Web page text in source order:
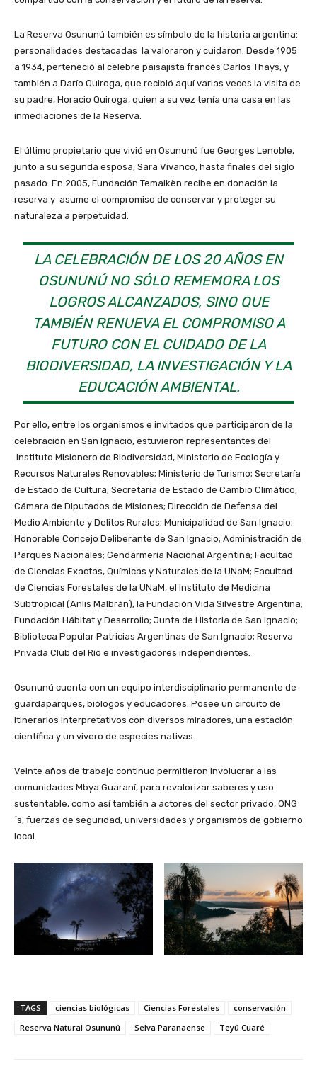
La Reserva Osununú también es símbolo de la historia argentina:
personalidades destacadas la valoraron y cuidaron. Desde 1905
a 1934, perteneció al célebre paisajista francés Carlos Thays, y
también a Darío Quiroga, que recibió aquí varias veces la visita de
su padre, Horacio Quiroga, quien a su vez tenía una casa en las
inmediaciones de la Reserva.
El último propietario que vivió en Osununú fue Georges Lenoble,
junto a su segunda esposa, Sara Vivanco, hasta finales del siglo
pasado. En 2005, Fundación Temaikèn recibe en donación la
reserva y asume el compromiso de conservar y proteger su
naturaleza a perpetuidad.
LA CELEBRACIÓN DE LOS 20 AÑOS EN
OSUNUNÚ NO SÓLO REMEMORA LOS
LOGROS ALCANZADOS, SINO QUE
TAMBIÉN RENUEVA EL COMPROMISO A
FUTURO CON EL CUIDADO DE LA
BIODIVERSIDAD, LA INVESTIGACIÓN Y LA
EDUCACIÓN AMBIENTAL.
Por ello, entre los organismos e invitados que participaron de la
celebración en San Ignacio, estuvieron representantes del
Instituto Misionero de Biodiversidad, Ministerio de Ecología y
Recursos Naturales Renovables; Ministerio de Turismo; Secretaría
de Estado de Cultura; Secretaria de Estado de Cambio Climático,
Cámara de Diputados de Misiones; Dirección de Defensa del
Medio Ambiente y Delitos Rurales; Municipalidad de San Ignacio;
Honorable Concejo Deliberante de San Ignacio; Administración de
Parques Nacionales; Gendarmería Nacional Argentina; Facultad
de Ciencias Exactas, Químicas y Naturales de la UNaM; Facultad
de Ciencias Forestales de la UNaM, el Instituto de Medicina
Subtropical (Anlis Malbrán), la Fundación Vida Silvestre Argentina;
Fundación Hábitat y Desarrollo; Junta de Historia de San Ignacio;
Biblioteca Popular Patricias Argentinas de San Ignacio; Reserva
Privada Club del Río e investigadores independientes.
Osununú cuenta con un equipo interdisciplinario permanente de
guardaparques, biólogos y educadores. Posee un circuito de
itinerarios interpretativos con diversos miradores, una estación
científica y un vivero de especies nativas.
Veinte años de trabajo continuo permitieron involucrar a las
comunidades Mbya Guaraní, para revalorizar saberes y uso
sustentable, como así también a actores del sector privado, ONG
´s, fuerzas de seguridad, universidades y organismos de gobierno
local.
TAGS ciencias biológicas Ciencias Forestales
conservación
Reserva Natural Osununú
Selva Paranaense Teyú Cuaré